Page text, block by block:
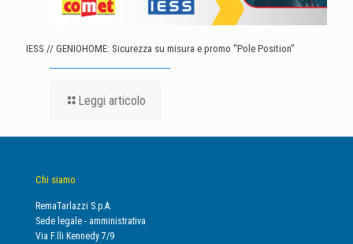
IESS // GENIOHOME: Sicurezza su misura e promo “Pole Position”
Leggi articolo
Chi siamo
RemaTarlazzi S.p.A.
Sede legale - amministrativa
Via F.lli Kennedy 7/9